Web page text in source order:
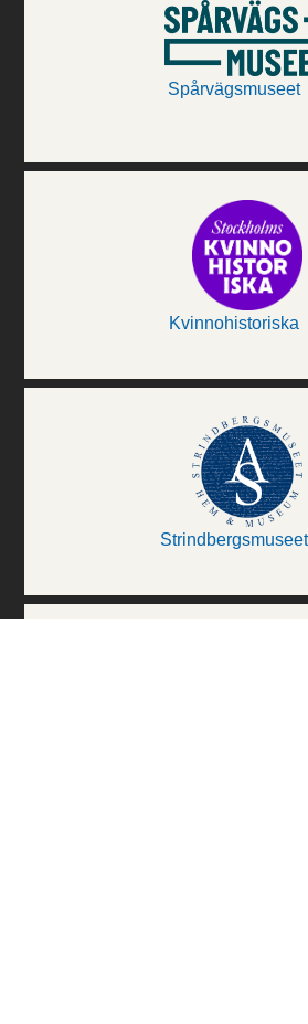
Spårvägsmuseet
Kvinnohistoriska
Strindbergsmuseet